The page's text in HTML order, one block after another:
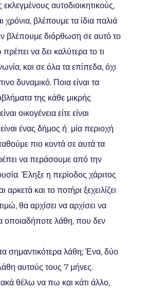
εκλεγμένους αυτοδιοικητικούς,
χρόνια, βλέπουμε τα ίδια παλιά
βλέπουμε διόρθωση σε αυτό το
να δει καλύτερα το τι
και σε όλα τα επίπεδα, όχι
δυναμικό. Ποια είναι τα
της κάθε μικρής
οικογένεια είτε είναι
είναι ένας δήμος ή μία περιοχή
πιο κοντά σε αυτά τα
να περάσουμε από την
Έληξε η περίοδος χάριτος
και το ποτήρι ξεχειλίζει
θα αρχίσει να αρχίσει να
οποιαδήποτε λάθη, που δεν
σημαντικότερα λάθη; Ένα, δύο
αυτούς τους 7 μήνες.
θέλω να πω και κάτι άλλο,